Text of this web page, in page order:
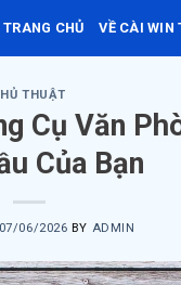
TRANG CHỦ VỀ CÀI WIN
THUẬT
Cụ Văn
Của Bạn
07/06/2026 BY ADMIN